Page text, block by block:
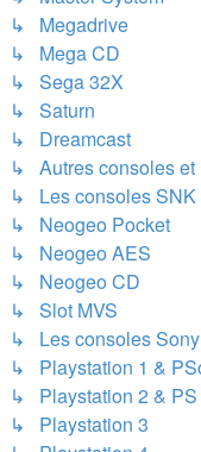
↳ Megadrive
↳ Mega CD
↳ Sega 32X
↳ Saturn
↳ Dreamcast
↳ Autres consoles et
↳ Les consoles SNK
↳ Neogeo Pocket
↳ Neogeo AES
↳ Neogeo CD
↳ Slot MVS
↳ Les consoles Sony
↳ Playstation 1 &
↳ Playstation 2 & PS
↳ Playstation 3